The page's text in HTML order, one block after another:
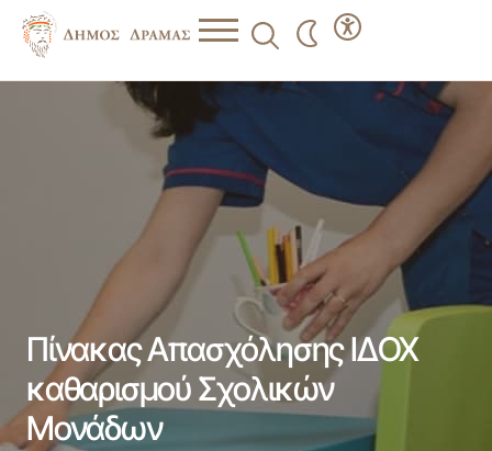
Πίνακας Απασχόλησης ΙΔΟΧ καθαρισμού Σχολικών
Πίνακας Απασχόλησης ΙΔΟΧ
καθαρισμού Σχολικών
Μονάδων